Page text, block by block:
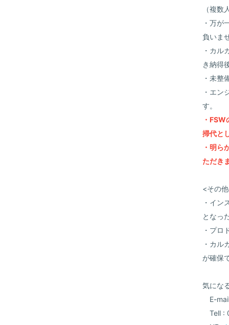
（複数
・万が
負いま
・カル
き納得
・未整
・エン
す。
・
掃代と
・明ら
ただき
<その
・イン
となっ
・プロ
・カル
が確保
気にな
E-
Tell :